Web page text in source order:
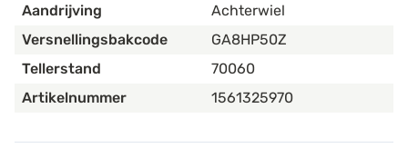
Aandrijving
Achterwiel
Versnellingsbakcode
GA8HP50Z
Tellerstand
70060
Artikelnummer
1561325970